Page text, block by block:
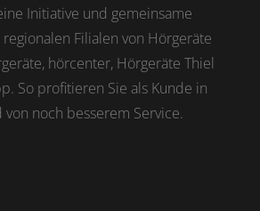
Initiative und gemeinsame
Filialen von Hörgeräte
hörcenter, Hörgeräte Thiel
So profitieren Sie als Kunde in
noch besserem Service.